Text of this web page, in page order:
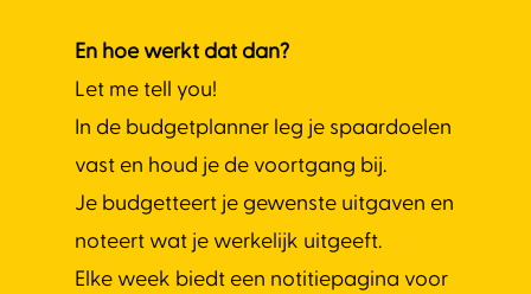
En hoe werkt dat dan?
Let me tell you!
In de budgetplanner leg je spaardoelen
vast en houd je de voortgang bij.
Je budgetteert je gewenste uitgaven en
noteert wat je werkelijk uitgeeft.
Elke week biedt een notitiepagina voor